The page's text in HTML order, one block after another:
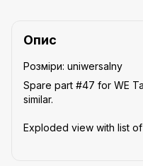
Опис
Розміри: uniwersalny
Spare part #47 for WE
similar.
Exploded view with list of